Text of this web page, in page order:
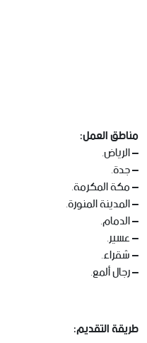
مناطق العمل:
– الرياض.
– جدة.
– مكة المكرمة.
– المدينة المنورة.
– الدمام.
– عسير.
– شقراء.
– رجال ألمع.
طريقة التقديم: